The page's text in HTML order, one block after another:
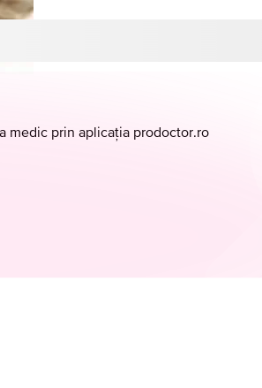
medic prin aplicația prodoctor.ro